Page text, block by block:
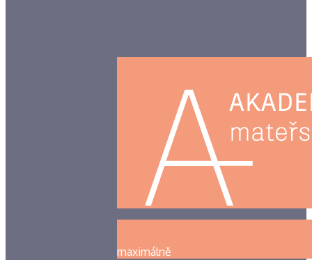
maximálně